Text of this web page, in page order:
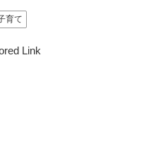
育て
Link